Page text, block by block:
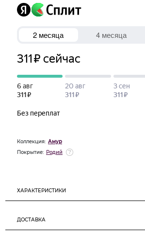
Коллекция: Амур
Покрытие: Родий
ХАРАКТЕРИСТИКИ
ДОСТАВКА